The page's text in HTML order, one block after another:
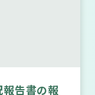
告書の報